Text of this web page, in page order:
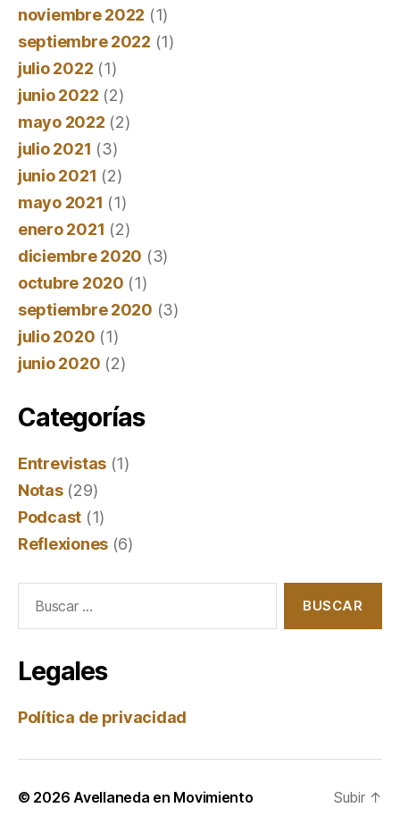
noviembre 2022 (1)
septiembre 2022 (1)
julio 2022 (1)
junio 2022 (2)
mayo 2022 (2)
julio 2021 (3)
junio 2021 (2)
mayo 2021 (1)
enero 2021 (2)
diciembre 2020 (3)
octubre 2020 (1)
septiembre 2020 (3)
julio 2020 (1)
junio 2020 (2)
Categorías
Entrevistas (1)
Notas(29)
Podcast (1)
Reflexiones (6)
Legales
Política de privacidad
© 2026Avellaneda en Movimiento Subir ↑